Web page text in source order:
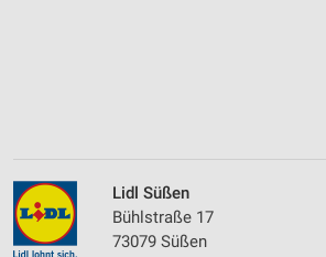
Lidl Süßen
Bühlstraße 17
73079 Süßen